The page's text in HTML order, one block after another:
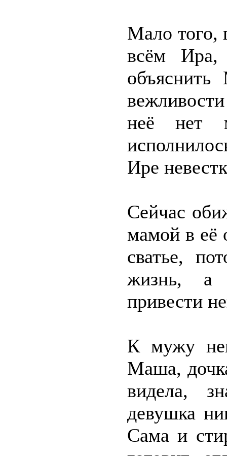
Мало того,
всём Ира,
неё нет
Ире
Сейчас
мамой в её
сватье,
жизнь, а
привести
К мужу
Маша,
видела,
девушка
Сама и